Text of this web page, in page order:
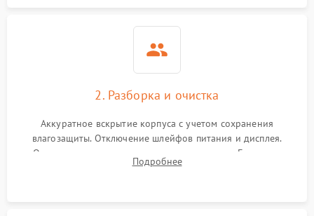
2. Разборка и очистка
Аккуратное вскрытие корпуса с учетом сохранения
влагозащиты. Отключение шлейфов питания и дисплея.
Очистка внутренних плат от окислов и пыли. Бережная
обработка германиевого объектива специализированными
Подробнее